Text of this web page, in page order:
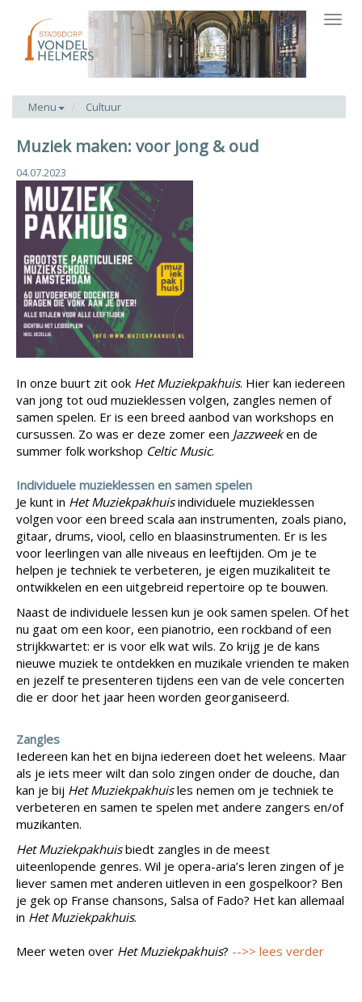
Menu Cultuur
Muziek maken: voor jong & oud
04.07.2023
In onze buurt zit ook Het Muziekpakhuis. Hier kan iedereen
van jong tot oud muzieklessen volgen, zangles nemen of
samen spelen. Er is een breed aanbod van workshops en
cursussen. Zo was er deze zomer een Jazzweeken de
summer folk workshop Celtic Music.
Individuele muzieklessen en samen spelen
Je kunt in Het Muziekpakhuisindividuele muzieklessen
volgen voor een breed scala aan instrumenten, zoals piano,
gitaar, drums, viool, cello en blaasinstrumenten. Er is les
voor leerlingen van alle niveaus en leeftijden. Om je te
helpen je techniek te verbeteren, je eigen muzikaliteit te
ontwikkelen en een uitgebreid repertoire op te bouwen.
Naast de individuele lessen kun je ook samen spelen. Of het
nu gaat om een koor, een pianotrio, een rockband of een
strijkkwartet: er is voor elk wat wils. Zo krijg je de kans
nieuwe muziek te ontdekken en muzikale vrienden te maken
en jezelf te presenteren tijdens een van de vele concerten
die er door het jaar heen worden georganiseerd.
Zangles
Iedereen kan het en bijna iedereen doet het weleens. Maar
als je iets meer wilt dan solo zingen onder de douche, dan
kan je bij Het Muziekpakhuisles nemen om je techniek te
verbeteren en samen te spelen met andere zangers en/of
muzikanten.
Het Muziekpakhuisbiedt zangles in de meest
uiteenlopende genres. Wil je opera-aria’s leren zingen of je
liever samen met anderen uitleven in een gospelkoor? Ben
je gek op Franse chansons, Salsa of Fado? Het kan allemaal
in Het Muziekpakhuis.
Meer weten over Het Muziekpakhuis? -->> lees verder